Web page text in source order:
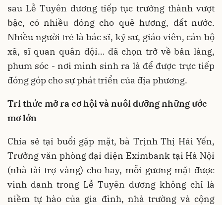
sau Lễ Tuyên dương tiếp tục trưởng thành vượt
bậc, có nhiều đóng cho quê hương, đất nước.
Nhiều người trẻ là bác sĩ, kỹ sư, giáo viên, cán bộ
xã, sĩ quan quân đội… đã chọn trở về bản làng,
phum sóc - nơi mình sinh ra là để được trực tiếp
đóng góp cho sự phát triển của địa phương.
Tri thức mở ra cơ hội và nuôi dưỡng những ước
mơ lớn
Chia sẻ tại buổi gặp mặt, bà Trịnh Thị Hải Yến,
Trưởng văn phòng đại diện Eximbank tại Hà Nội
(nhà tài trợ vàng) cho hay, mỗi gương mặt được
vinh danh trong Lễ Tuyên dương không chỉ là
niềm tự hào của gia đình, nhà trường và cộng